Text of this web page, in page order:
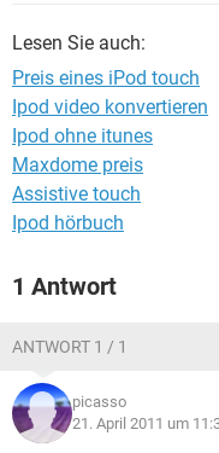
Lesen Sie auch:
Preis eines iPod touch
Ipod video konvertieren
Ipod ohne itunes
Maxdome preis
Assistive touch
Ipod hörbuch
1 Antwort
ANTWORT 1 / 1
picasso
21. April 2011 um